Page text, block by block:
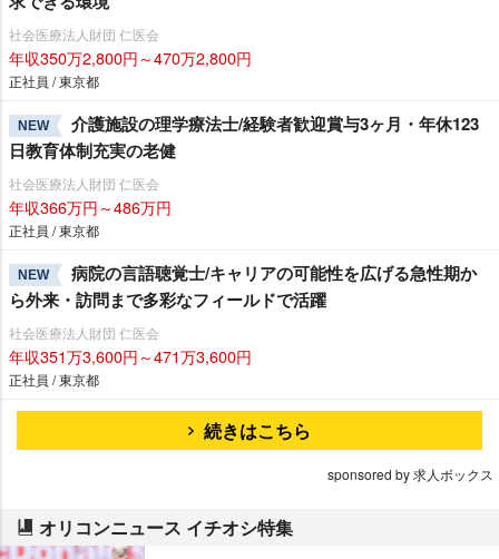
社会医療法人財団 仁医会
年収350万2,800円～470万2,800円
正社員 / 東京都
NEW
介護施設の理学療法士/経験者歓迎賞与3ヶ月・年休123
日教育体制充実の老健
社会医療法人財団 仁医会
年収366万円～486万円
正社員 / 東京都
NEW
病院の言語聴覚士/キャリアの可能性を広げる急性期か
ら外来・訪問まで多彩なフィールドで活躍
社会医療法人財団 仁医会
年収351万3,600円～471万3,600円
正社員 / 東京都
続きはこちら
sponsored by 求人ボックス
オリコンニュース イチオシ特集